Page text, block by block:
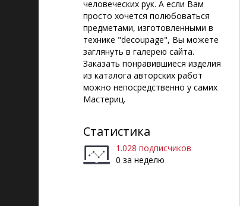
человеческих рук. А если Вам
просто хочется полюбоваться
предметами, изготовленными в
технике "decoupage", Вы можете
заглянуть в галерею сайта.
Заказать понравившиеся изделия
из каталога авторских работ
можно непосредственно у самих
Мастериц.
Статистика
1.028 подписчиков
0 за неделю